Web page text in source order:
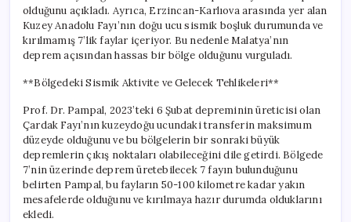
olduğunu açıkladı. Ayrıca, Erzincan-Karlıova arasında yer alan
Kuzey Anadolu Fayı’nın doğu ucu sismik boşluk durumunda ve
kırılmamış 7’lik faylar içeriyor. Bu nedenle Malatya’nın
deprem açısından hassas bir bölge olduğunu vurguladı.
**Bölgedeki Sismik Aktivite ve Gelecek Tehlikeleri**
Prof. Dr. Pampal, 2023’teki 6 Şubat depreminin üreticisi olan
Çardak Fayı’nın kuzeydoğu ucundaki transferin maksimum
düzeyde olduğunu ve bu bölgelerin bir sonraki büyük
depremlerin çıkış noktaları olabileceğini dile getirdi. Bölgede
7’nin üzerinde deprem üretebilecek 7 fayın bulunduğunu
belirten Pampal, bu fayların 50-100 kilometre kadar yakın
mesafelerde olduğunu ve kırılmaya hazır durumda olduklarını
ekledi.